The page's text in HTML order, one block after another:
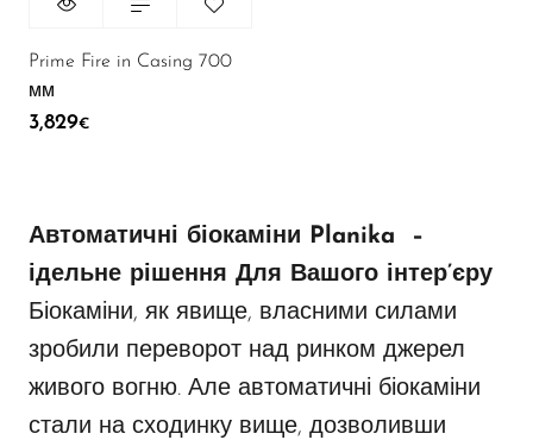
Prime Fire in Casing 700
мм
3,829€
Автоматичні біокаміни Planika –
ідельне рішення Для Вашого інтер’єру
Біокаміни, як явище, власними силами
зробили переворот над ринком джерел
живого вогню. Але автоматичні біокаміни
стали на сходинку вище, дозволивши